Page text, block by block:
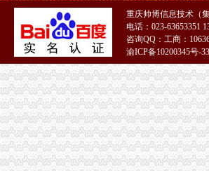
南川局1元注册公司抓好三个环节开展述职述廉活动
巫山局重庆一元注册公司确保中国重庆长江三峡
潼南局全面落实惠农政策加快培育多元化市0元注
巫溪局0元注册公司白鹿所四方面突击检查校园周边
巴南局0元注册公司四创新四创优提高登记管理水平
璧山局“三到位”重庆免费注册公司发展农村经纪人
奉节局一元注册公司三字诀狠抓食品安全监管
高新园局、大渡口局、潼南局注册登记科通过市级
璧山局重庆一元注册公司八塘工商所三项措施促进
忠县局重庆0元注册公司忠州所加农村经纪人培训促
涪陵局一元注册公司高效科技维权树立12315执法
酉局关闭“网吧”0元注册公司流程29户“游戏室”13户
重庆帅博信息技术（
电话：023-63653351
咨询QQ：工商：
渝ICP备10200345号-33